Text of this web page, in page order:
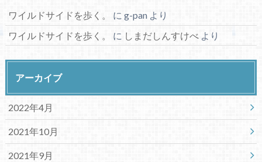
ワイルドサイドを歩く。 に g-panより
ワイルドサイドを歩く。
に しまだしんすけべ より
アーカイブ
2022年4月
2021年10月
2021年9月